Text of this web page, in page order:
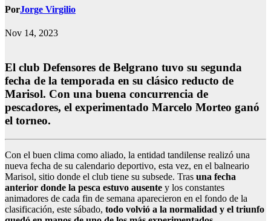
PorJorge Virgilio
Nov 14, 2023
El club Defensores de Belgrano tuvo su segunda
fecha de la temporada en su clásico reducto de
Marisol. Con una buena concurrencia de
pescadores, el experimentado Marcelo Morteo ganó
el torneo.
Con el buen clima como aliado, la entidad tandilense realizó una
nueva fecha de su calendario deportivo, esta vez, en el balneario
Marisol, sitio donde el club tiene su subsede. Tras una fecha
anterior donde la pesca estuvo ausente y los constantes
animadores de cada fin de semana aparecieron en el fondo de la
clasificación, este sábado, todo volvió a la normalidad y el triunfo